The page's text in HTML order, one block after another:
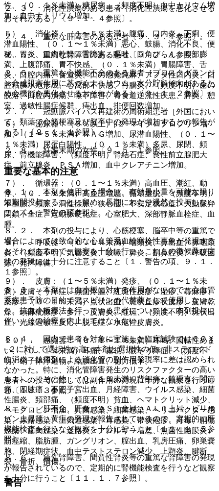
２．３． 消化性潰瘍のある患者［消化性潰瘍を悪化させる
おそれがある］〔９．１．４参照〕。
２．４． 重篤な肝障害のある患者〔９．３．１参照〕。
２．５． 重篤な腎障害のある患者〔９．２．１参照〕。
２．６． 重篤な心機能不全のある患者［プロスタグランジ
ン合成阻害作用に基づくナトリウム・水分貯留傾向があるた
め心機能を悪化させるおそれがある］〔９．１．２参照〕。
２．７． 冠動脈バイパス再建術の周術期患者［外国におい
て、類薬で心筋梗塞及び脳卒中の発現が増加するとの報告が
ある］〔９．１．１参照〕。
２．８． 妊娠末期の女性〔９．５．１参照〕。
重要な基本的注意
８．１． 本剤を使用する場合は、有効最小量を可能な限り
短期間投与することに留め、長期にわたり漫然と投与しない
こと〔１．警告の項参照〕。
８．２． 本剤の投与により、心筋梗塞、脳卒中等の重篤で
場合によっては致命的な心血管系血栓塞栓性事象が発現する
おそれがあるので、観察を十分に行い、これらの徴候及び症
状の発現には十分に注意すること〔１．警告の項、９．１．
１参照〕。
８．３． 本剤には血小板に対する作用がないので、心血管
系疾患予防の目的でアスピリンの代替薬として使用しないこ
と。抗血小板療法を行っている患者については、本剤投与に
伴い、その治療を中止してはならない。
８．４． 国内で患者を対象に実施した臨床試験ではＣＯＸ
−２に対して選択性の高い本剤と選択性の低い非ステロイド
性消炎・鎮痛剤による消化管の副作用発現率に差は認められ
なかった。特に、消化管障害発生のリスクファクターの高い
患者への投与に際しては副作用の発現に十分な観察を行うこ
と〔１８．３参照〕。
８．５． 肝不全、肝炎、ＡＳＴ上昇、ＡＬＴ上昇、ビリル
ビン上昇等、黄疸の発現が報告されているので、定期的に肝
機能検査を行うなど観察を十分に行うこと〔１１．１．５参
照〕。
８．６． 急性腎障害、間質性腎炎等の重篤な腎障害の発現
が報告されているので、定期的に腎機能検査を行うなど観察
を十分に行うこと〔１１．１．７参照〕。
性、（０．１％未満）糖尿病、（頻度不明）血中カリウム増
加、血中ナトリウム増加。
５）． 消化器：（１〜５％未満）腹痛、口内炎、下痢、便
潜血陽性、（０．１〜１％未満）悪心、鼓腸、消化不良、便
秘、胃炎、口内乾燥、舌障害、嘔吐、口角びらん、腹部膨
満、上腹部痛、胃不快感、（０．１％未満）胃腸障害、舌
炎、口腔内痛、食道炎、口の感覚鈍麻、アフタ性口内炎、口
腔粘膜水疱形成、心窩部不快感、胃腸炎、（頻度不明）歯の
脱落、口腔内潰瘍、嚥下障害、胃食道逆流性疾患、膵炎、憩
室、過敏性腸症候群、痔出血、排便回数増加。
６）． 泌尿器：（５％以上）β２−マイクログロブリン増
加、（１〜５％未満）ＮＡＧ増加、尿潜血陽性、（０．１〜
１％未満）尿蛋白陽性、（０．１％未満）多尿、尿閉、頻
尿、腎機能障害、（頻度不明）腎結石症、良性前立腺肥大
症、前立腺炎、ＰＳＡ増加、血中クレアチニン増加。
７）． 循環器：（０．１〜１％未満）高血圧、潮紅、動
悸、（０．１％未満）高血圧増悪、循環虚脱、（頻度不明）
不整脈、頻脈、洞性徐脈、狭心症、不安定狭心症、大動脈弁
閉鎖不全症、冠動脈硬化症、心室肥大、深部静脈血栓症、血
腫。
８）． 呼吸器：（０．１％未満）咽頭炎、鼻出血、鼻咽頭
炎、（頻度不明）気管支炎、咳嗽、鼻炎、副鼻腔炎、呼吸困
難、発声障害。
９）． 皮膚：（１〜５％未満）発疹、（０．１〜１％未
満）皮膚そう痒症、顔面浮腫、紅斑性皮疹、湿疹、蕁麻疹、
薬疹、（０．１％未満）点状出血、斑状丘疹状皮疹、皮膚乾
燥、頭部粃糠疹、多汗、皮膚炎、紅斑、（頻度不明）斑状出
血、光線過敏性反応、脱毛症、水疱性皮膚炎。
１０）． 感覚器：（０．１〜１％未満）耳鳴、回転性めま
い、（０．１％未満）耳痛、霧視、眼そう痒症、（頻度不
明）硝子体浮遊物、結膜出血、聴力低下。
１１）． その他：（０．１％未満）背部痛、筋硬直、関節
痛、四肢痛、不正子宮出血、月経障害、ウイルス感染、細菌
性腸炎、頚部痛、（頻度不明）貧血、ヘマトクリット減少、
ヘモグロビン増加、真菌感染、細菌感染、ヘリコバクター感
染、尿路感染、上気道感染、耳感染、帯状疱疹、丹毒、創傷
感染、歯肉感染、迷路炎、アレルギー増悪、無菌性髄膜炎、
筋痙縮、脂肪腫、ガングリオン、膣出血、乳房圧痛、卵巣嚢
胞、閉経期症状、血中テストステロン減少、上顆炎、腱断
裂、骨折、損傷。
警告